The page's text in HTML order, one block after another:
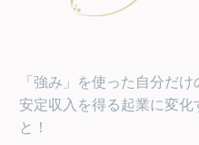
「強み」を使った自分だ
安定収入を得る起業に変化
と！